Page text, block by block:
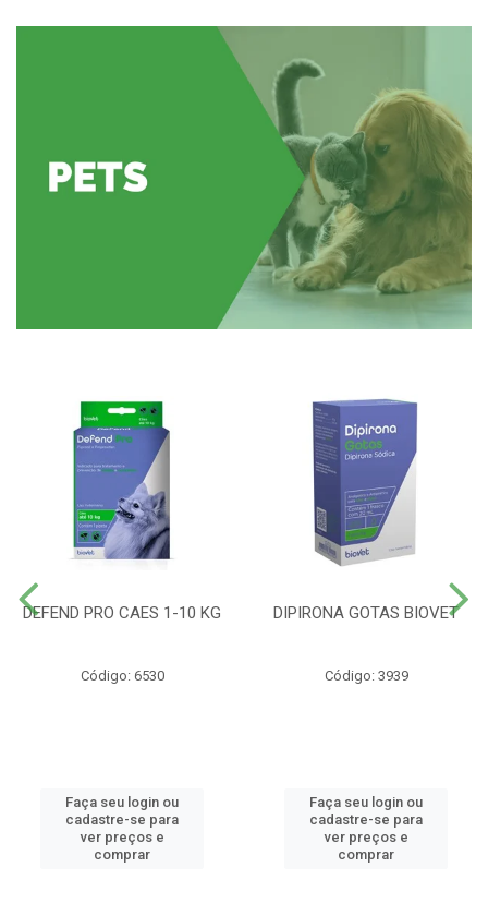
DEFEND PRO CAES 1-10 KG
Código: 6530
Faça seu login ou
cadastre-se para
ver preços e
comprar
DIPIRONA GOTAS BIOVET
Código: 3939
Faça seu login ou
cadastre-se para
ver preços e
comprar